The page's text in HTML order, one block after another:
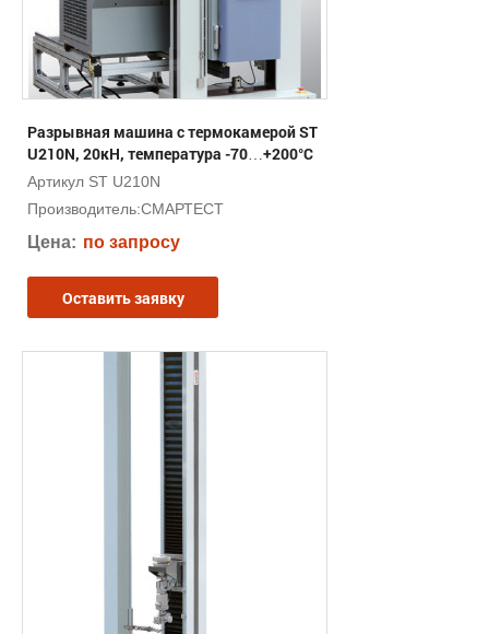
Разрывная машина с термокамерой ST
U210N, 20кН, температура -70…+200°С
Артикул ST U210N
Производитель:СМАРТЕСТ
Цена: по запросу
Оставить заявку